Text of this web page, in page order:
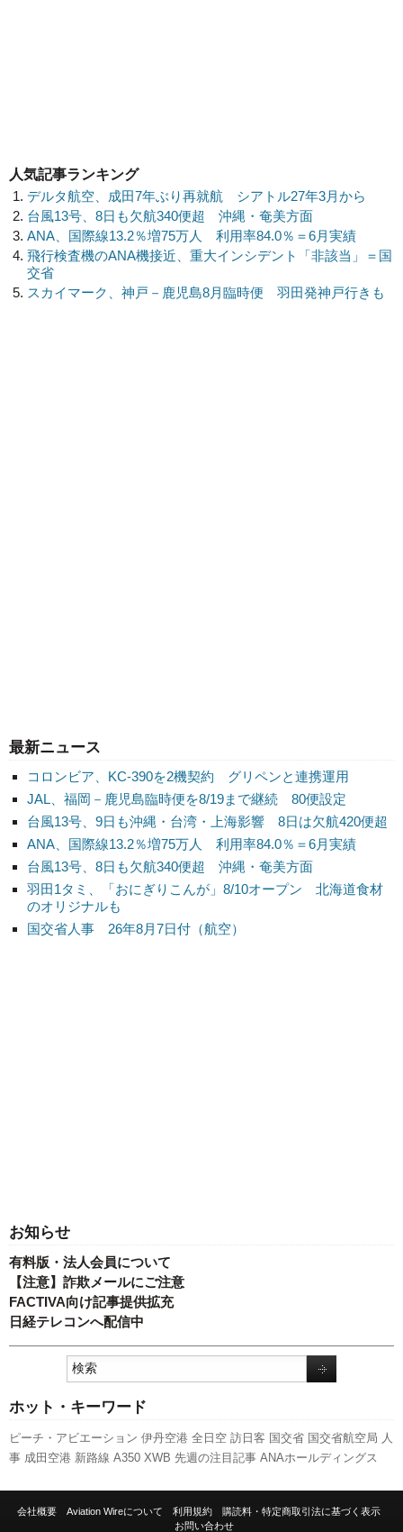
最新ニュース
コロンビア、KC-390を2機契約 グリペンと連携運用
JAL、福岡－鹿児島臨時便を8/19まで継続 80便設定
台風13号、9日も沖縄・台湾・上海影響 8日は欠航420便超
ANA、国際線13.2％増75万人 利用率84.0％＝6月実績
台風13号、8日も欠航340便超 沖縄・奄美方面
羽田1タミ、「おにぎりこんが」8/10オープン 北海道食材
のオリジナルも
国交省人事 26年8月7日付（航空）
お知らせ
有料版・法人会員について
【注意】詐欺メールにご注意
FACTIVA向け記事提供拡充
日経テレコンへ配信中
ホット・キーワード
ピーチ・アビエーション 伊丹空港 全日空 訪日客 国交省 国交省航空局 人
事 成田空港 新路線 A350 XWB 先週の注目記事 ANAホールディングス
福岡空港
関西空港 スカイマーク A320 羽田空港 実績 スターフライヤー
人気記事ランキング
デルタ航空、成田7年ぶり再就航 シアトル27年3月から
台風13号、8日も欠航340便超 沖縄・奄美方面
ANA、国際線13.2％増75万人 利用率84.0％＝6月実績
飛行検査機のANA機接近、重大インシデント「非該当」＝国
交省
スカイマーク、神戸－鹿児島8月臨時便 羽田発神戸行きも
会社概要 Aviation Wireについて 利用規約
購読料・特定商取引法に基づく表示
お問い合わせ